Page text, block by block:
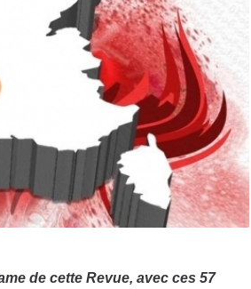
de cette Revue, avec ces 57